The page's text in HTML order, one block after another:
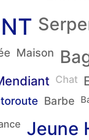
Maison
Chat
Barbe
Jeune